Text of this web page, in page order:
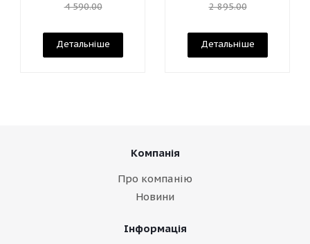
4 590.00
Детальніше
2 895.00
Детальніше
Компанія
Про компанію
Новини
Інформація